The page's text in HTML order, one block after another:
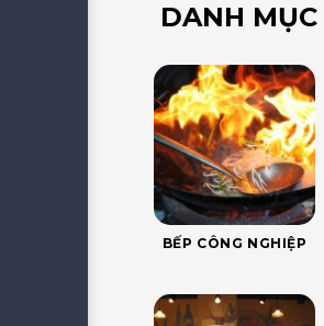
DANH
BẾP CÔNG NGHIỆP